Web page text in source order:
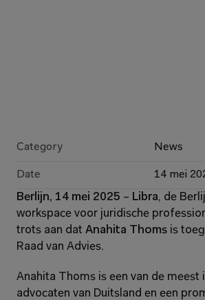
Category News
Date 14 mei
Berlijn, 14 mei 2025 – Libra, de
workspace voor juridische
trots aan dat Anahita Thoms is
Raad van Advies.
Anahita Thoms is een van de meest
advocaten van Duitsland en een